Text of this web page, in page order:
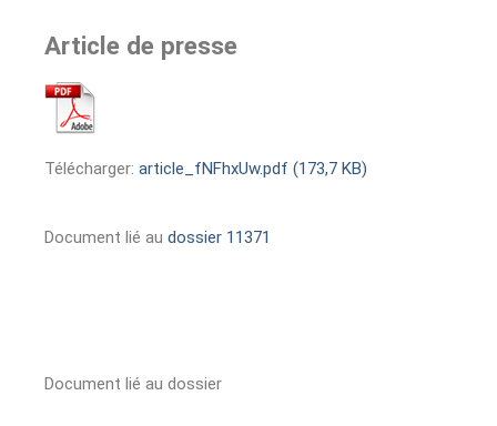
Article de presse
Télécharger: article_fNFhxUw.pdf (173,7 KB)
Document lié au dossier 11371
Document lié au dossier